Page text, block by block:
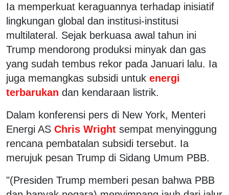
Ia memperkuat keraguannya terhadap inisiatif
lingkungan global dan institusi-institusi
multilateral. Sejak berkuasa awal tahun ini
Trump mendorong produksi minyak dan gas
yang sudah tembus rekor pada Januari lalu. Ia
juga memangkas subsidi untuk energi
terbarukan dan kendaraan listrik.
Dalam konferensi pers di New York, Menteri
Energi AS Chris Wright sempat menyinggung
rencana pembatalan subsidi tersebut. Ia
merujuk pesan Trump di Sidang Umum PBB.
"(Presiden Trump memberi pesan bahwa PBB